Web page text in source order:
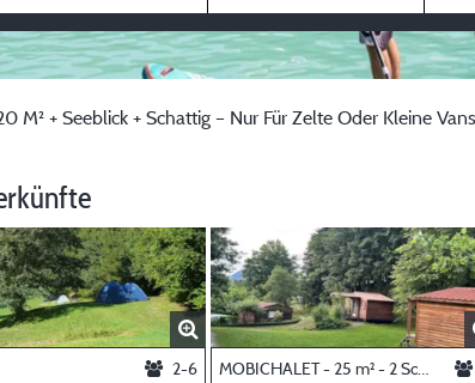
M² + Seeblick + Schattig – Nur Für Zelte Oder Kleine Vans
2-6 MOBICHALET - 25 m² - 2 Schlafzimmer